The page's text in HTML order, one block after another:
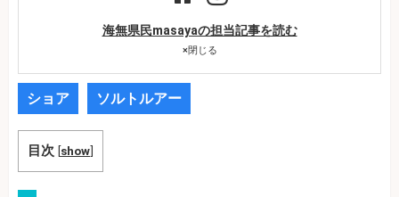
海無県民masayaの担当記事を読む
×閉じる
ショア ソルトルアー
目次 [show]